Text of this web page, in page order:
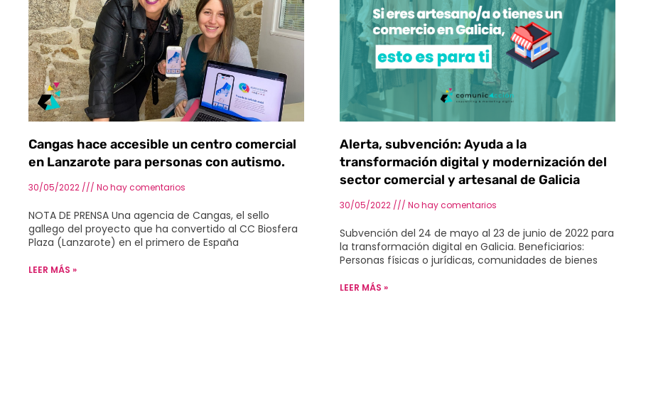
Cangas hace accesible un centro comercial
en Lanzarote para personas con autismo.
30/05/2022 No hay comentarios
NOTA DE PRENSA Una agencia de Cangas, el sello
gallego del proyecto que ha convertido al CC Biosfera
Plaza (Lanzarote) en el primero de España
LEER MÁS »
Alerta, subvención: Ayuda a la
transformación digital y modernización del
sector comercial y artesanal de Galicia
30/05/2022 No hay comentarios
Subvención del 24 de mayo al 23 de junio de 2022 para
la transformación digital en Galicia. Beneficiarios:
Personas físicas o jurídicas, comunidades de bienes
LEER MÁS »